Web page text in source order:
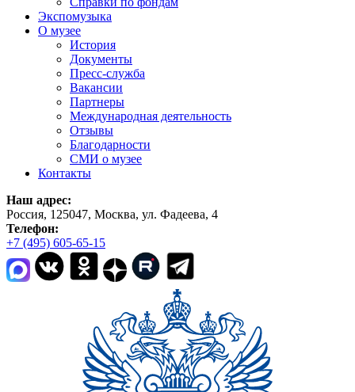
Экспомузыка
О музее
История
Документы
Пресс-служба
Вакансии
Партнеры
Международная деятельность
Отзывы
Благодарности
СМИ о музее
Контакты
Наш адрес:
Россия, 125047, Москва, ул. Фадеева, 4
Телефон:
+7 (495) 605-65-15